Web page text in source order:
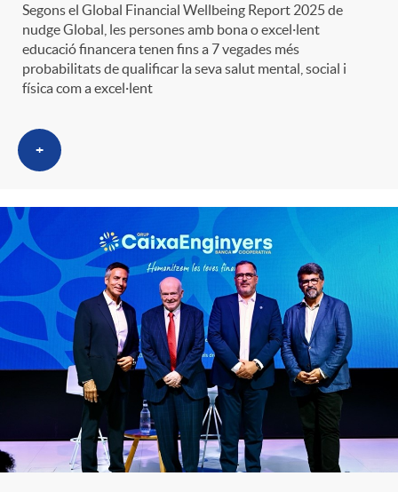
Segons el Global Financial Wellbeing Report 2025 de
nudge Global, les persones amb bona o excel·lent
educació financera tenen fins a 7 vegades més
probabilitats de qualificar la seva salut mental, social i
física com a excel·lent
+